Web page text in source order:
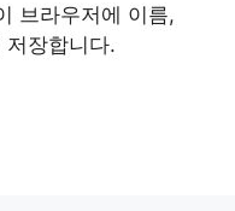
브라우저에 이름,
저장합니다.